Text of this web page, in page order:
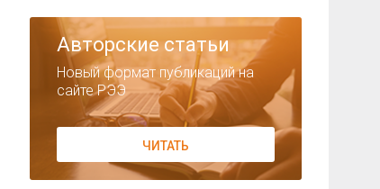
Авторские статьи
Новый формат публикаций на
сайте РЭЭ
ЧИТАТЬ